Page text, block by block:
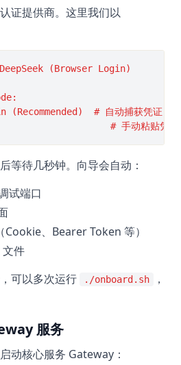
证提供商。这里我们以
(Browser Login)
(Recommended)  # 自动捕获凭证
等待几秒钟。向导会自动：
试端口
、Bearer Token 等）
文件
可以多次运行
./onboard.sh
，
服务
动核心服务 Gateway：